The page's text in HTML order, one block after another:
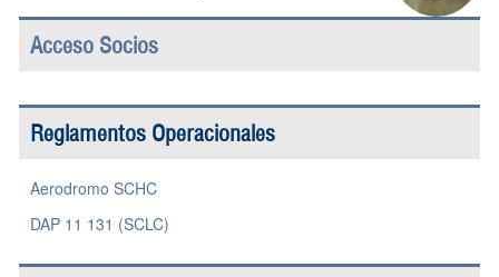
Acceso Socios
Reglamentos Operacionales
Aerodromo SCHC
DAP 11 131 (SCLC)